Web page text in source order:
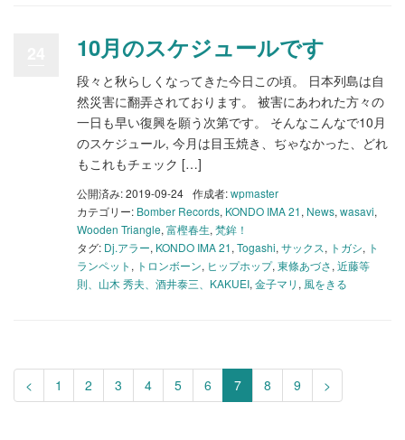
10月のスケジュールです
段々と秋らしくなってきた今日この頃。 日本列島は自
然災害に翻弄されております。 被害にあわれた方々の
一日も早い復興を願う次第です。 そんなこんなで10月
のスケジュール, 今月は目玉焼き、ぢゃなかった、どれ
もこれもチェック […]
公開済み: 2019-09-24 作成者:wpmaster
カテゴリー: Bomber Records, KONDO IMA 21, News, wasavi,
Wooden Triangle, 富樫春生, 梵鉾！
タグ: Dj.アラー, KONDO IMA 21, Togashi, サックス, トガシ, ト
ランペット , トロンボーン, ヒップホップ, 東條あづさ, 近藤等
則、山木 秀夫、酒井泰三、KAKUEI, 金子マリ , 風をきる
< 1 2 3 4 5 6 7 8 9 >